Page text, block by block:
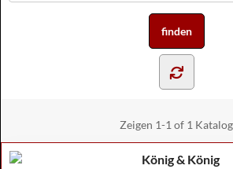
Zeigen 1-1 of 1 Katalog